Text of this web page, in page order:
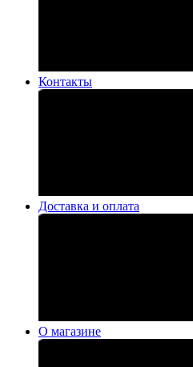
Контакты
Доставка и оплата
О магазине